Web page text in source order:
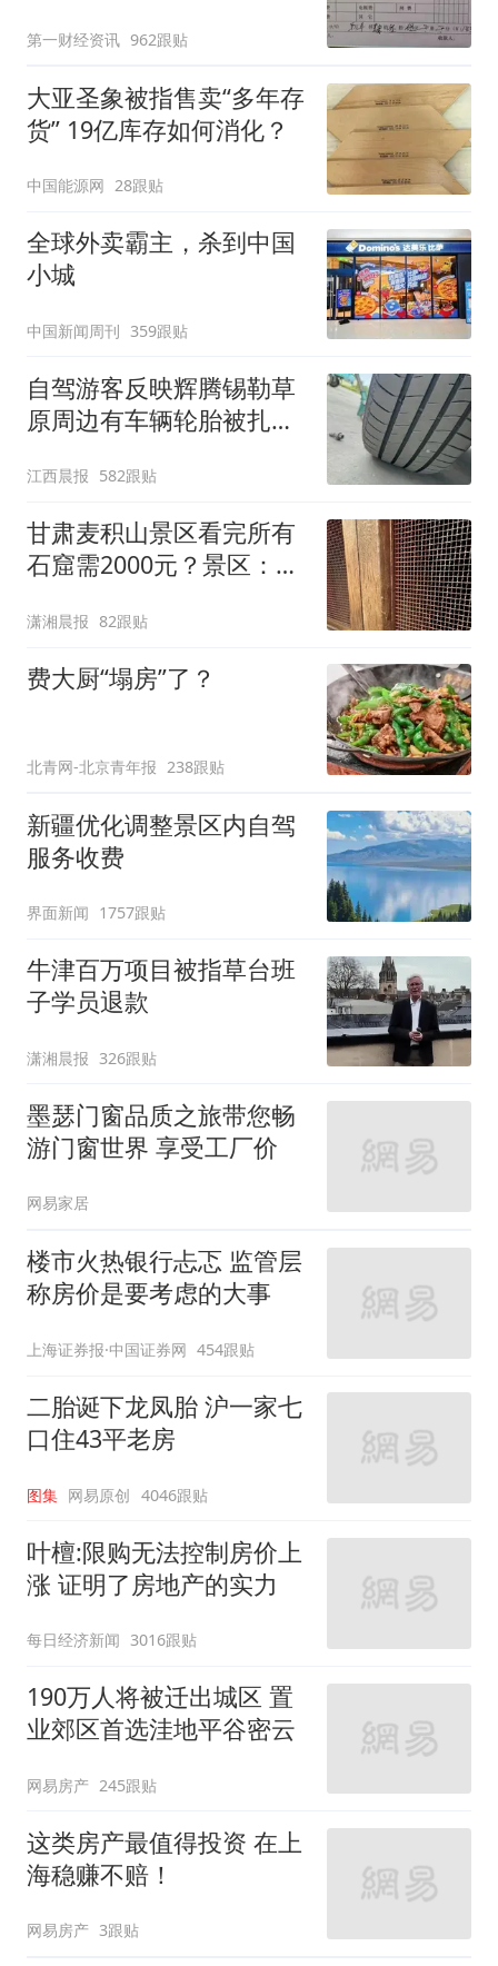
第一财经资讯 962跟贴
大亚圣象被指售卖“多年存
货” 19亿库存如何消化？
中国能源网 28跟贴
全球外卖霸主，杀到中国
小城
中国新闻周刊 359跟贴
自驾游客反映辉腾锡勒草
原周边有车辆轮胎被扎，
元，官方发布情况通报
江西晨报 582跟贴
甘肃麦积山景区看完所有
石窟需2000元？景区：部
可按需买
潇湘晨报 82跟贴
费大厨“塌房”了？
北青网-北京青年报 238跟贴
新疆优化调整景区内自驾
服务收费
界面新闻 1757跟贴
牛津百万项目被指草台班
子学员退款
潇湘晨报 326跟贴
墨瑟门窗品质之旅带您畅
游门窗世界 享受工厂价
网易家居
楼市火热银行忐忑 监管层
称房价是要考虑的大事
上海证券报·中国证券网 454跟贴
二胎诞下龙凤胎 沪一家七
口住43平老房
图集 网易原创 4046跟贴
叶檀:限购无法控制房价上
涨 证明了房地产的实力
每日经济新闻 3016跟贴
190万人将被迁出城区 置
业郊区首选洼地平谷密云
网易房产 245跟贴
这类房产最值得投资 在上
海稳赚不赔！
网易房产 3跟贴